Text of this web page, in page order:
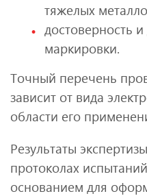
тяжелых
достоверность
маркировки.
Точный перечень
зависит от вида
области его
Результаты
протоколах
основанием для